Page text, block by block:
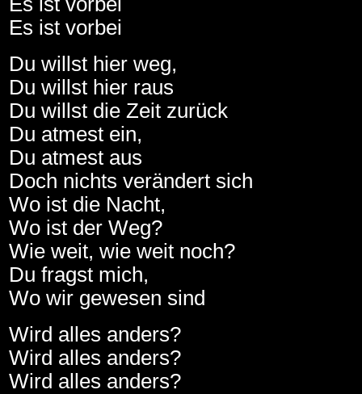
Es ist vorbei
Du willst hier weg,
Du willst hier raus
Du willst die Zeit zurück
Du atmest ein,
Du atmest aus
Doch nichts verändert sich
Wo ist die Nacht,
Wo ist der Weg?
Wie weit, wie weit noch?
Du fragst mich,
Wo wir gewesen sind
Wird alles anders?
Wird alles anders?
Wird alles anders?